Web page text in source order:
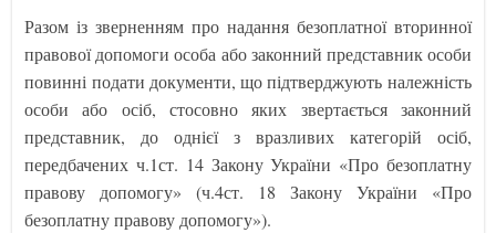
Разом із зверненням про надання безоплатної вторинної
правової допомоги особа або законний представник особи
повинні подати документи, що підтверджують належність
особи або осіб, стосовно яких звертається законний
представник, до однієї з вразливих категорій осіб,
передбачених ч.1ст. 14 Закону України «Про безоплатну
правову допомогу» (ч.4ст. 18 Закону України «Про
безоплатну правову допомогу»).